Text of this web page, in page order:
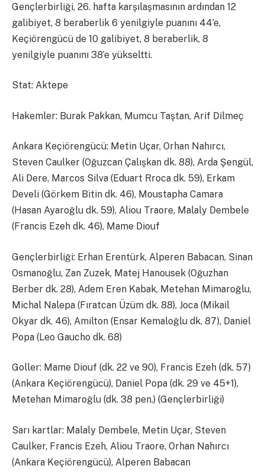
Gençlerbirliği, 26. hafta karşılaşmasının ardından 12
galibiyet, 8 beraberlik 6 yenilgiyle puanını 44’e,
Keçiörengücü de 10 galibiyet, 8 beraberlik, 8
yenilgiyle puanını 38’e yükseltti.
Stat: Aktepe
Hakemler: Burak Pakkan, Mumcu Taştan, Arif Dilmeç
Ankara Keçiörengücü: Metin Uçar, Orhan Nahırcı,
Steven Caulker (Oğuzcan Çalışkan dk. 88), Arda Şengül,
Ali Dere, Marcos Silva (Eduart Rroca dk. 59), Erkam
Develi (Görkem Bitin dk. 46), Moustapha Camara
(Hasan Ayaroğlu dk. 59), Aliou Traore, Malaly Dembele
(Francis Ezeh dk. 46), Mame Diouf
Gençlerbirliği: Erhan Erentürk, Alperen Babacan, Sinan
Osmanoğlu, Zan Zuzek, Matej Hanousek (Oğuzhan
Berber dk. 28), Adem Eren Kabak, Metehan Mimaroğlu,
Michal Nalepa (Fıratcan Üzüm dk. 88), Joca (Mikail
Okyar dk. 46), Amilton (Ensar Kemaloğlu dk. 87), Daniel
Popa (Leo Gaucho dk. 68)
Goller: Mame Diouf (dk. 22 ve 90), Francis Ezeh (dk. 57)
(Ankara Keçiörengücü), Daniel Popa (dk. 29 ve 45+1),
Metehan Mimaroğlu (dk. 38 pen.) (Gençlerbirliği)
Sarı kartlar: Malaly Dembele, Metin Uçar, Steven
Caulker, Francis Ezeh, Aliou Traore, Orhan Nahırcı
(Ankara Keçiörengücü), Alperen Babacan